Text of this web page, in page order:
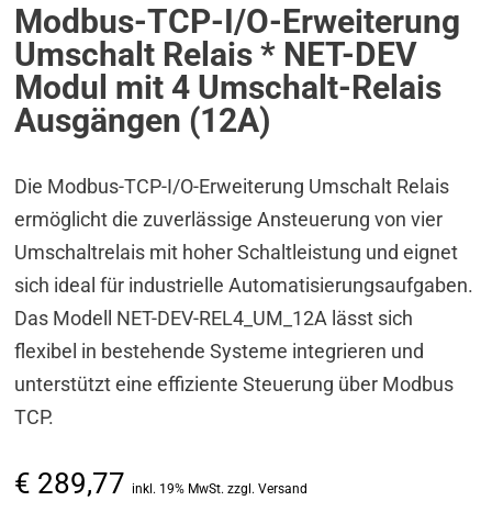
Modbus-TCP-I/O-Erweiterung
Umschalt Relais * NET-DEV
Modul mit 4 Umschalt-Relais
Ausgängen (12A)
Die Modbus-TCP-I/O-Erweiterung Umschalt Relais
ermöglicht die zuverlässige Ansteuerung von vier
Umschaltrelais mit hoher Schaltleistung und eignet
sich ideal für industrielle Automatisierungsaufgaben.
Das Modell NET-DEV-REL4_UM_12A lässt sich
flexibel in bestehende Systeme integrieren und
unterstützt eine effiziente Steuerung über Modbus
TCP.
€ 289,77 inkl. 19% MwSt. zzgl. Versand